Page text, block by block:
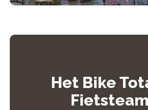
Het Bike
Fietsteam